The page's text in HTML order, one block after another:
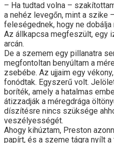
– Ha tudtad volna –
a nehéz levegőn, mint a szike
feleségednek, hogy ne dobálja
Az állkapcsa megfeszült, egy
arcán.
De a szemem egy pillanatra
megfontoltan benyúltam a
zsebébe. Az ujjaim egy
fonódtak. Egyszerű volt.
boríték, amely a hatalmas
átizzadják a méregdrága
díszítésre nincs szüksége
veszélyességét.
Ahogy kihúztam, Preston
papírt, és a szeme tágra nyílt